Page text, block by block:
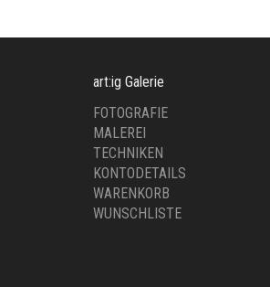
art:ig Galerie
FOTOGRAFIE
MALEREI
TECHNIKEN
KONTODETAILS
WARENKORB
WUNSCHLISTE